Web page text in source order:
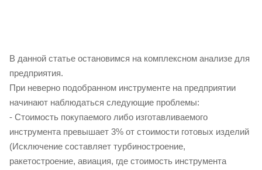
В данной статье остановимся на комплексном анализе для
предприятия.
При неверно подобранном инструменте на предприятии
начинают наблюдаться следующие проблемы:
- Стоимость покупаемого либо изготавливаемого
инструмента превышает 3% от стоимости готовых изделий
(Исключение составляет турбиностроение,
ракетостроение, авиация, где стоимость инструмента